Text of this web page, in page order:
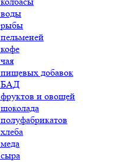
воды
рыбы
пельменей
кофе
чая
пищевых добавок
БАД
фруктов и овощей
шоколада
полуфабрикатов
хлеба
меда
сыра